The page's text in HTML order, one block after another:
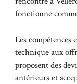
fonctionne
Les compétences
technique aux
proposent des
antérieurs et